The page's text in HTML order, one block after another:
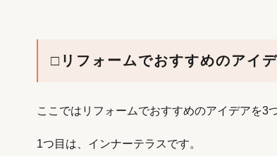
□リフォームでおすすめのアイ
ここではリフォームでおすすめのアイデアを3
1つ目は、インナーテラスです。